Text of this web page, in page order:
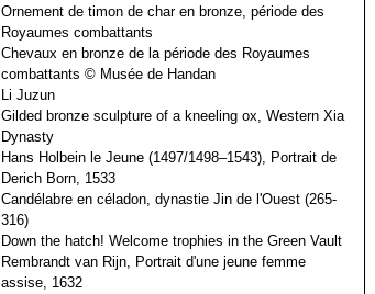
Ornement de timon de char en bronze, période des
Royaumes combattants
Chevaux en bronze de la période des Royaumes
combattants © Musée de Handan
Li Juzun
Gilded bronze sculpture of a kneeling ox, Western Xia
Dynasty
Hans Holbein le Jeune (1497/1498–1543), Portrait de
Derich Born, 1533
Candélabre en céladon, dynastie Jin de l'Ouest (265-
316)
Down the hatch! Welcome trophies in the Green Vault
Rembrandt van Rijn, Portrait d'une jeune femme
assise, 1632